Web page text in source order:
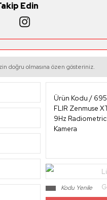
Edin
doğru olmasına özen gösteriniz.
Kodu Yenile